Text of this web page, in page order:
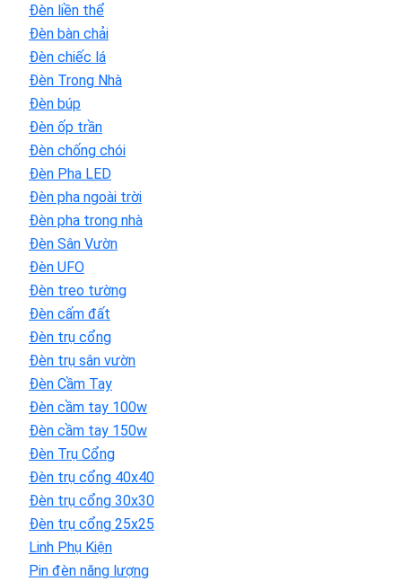
Đèn liền thể
Đèn bàn chải
Đèn chiếc lá
Đèn Trong Nhà
Đèn búp
Đèn ốp trần
Đèn chống chói
Đèn Pha LED
Đèn pha ngoài trời
Đèn pha trong nhà
Đèn Sân Vườn
Đèn UFO
Đèn treo tường
Đèn cấm đất
Đèn trụ cổng
Đèn trụ sân vườn
Đèn Cầm Tay
Đèn cầm tay 100w
Đèn cầm tay 150w
Đèn Trụ Cổng
Đèn trụ cổng 40x40
Đèn trụ cổng 30x30
Đèn trụ cổng 25x25
Linh Phụ Kiện
Pin đèn năng lượng